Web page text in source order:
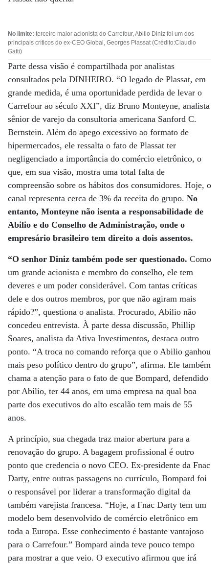
No limite: terceiro maior acionista do Carrefour, Abilio Diniz foi um dos
principais críticos do ex-CEO Global, Georges Plassat (Crédito:Claudio
Gatti)
Parte dessa visão é compartilhada por analistas
consultados pela DINHEIRO. “O legado de Plassat, em
grande medida, é uma oportunidade perdida de levar o
Carrefour ao século XXI”, diz Bruno Monteyne, analista
sênior de varejo da consultoria americana Sanford C.
Bernstein. Além do apego excessivo ao formato de
hipermercados, ele ressalta o fato de Plassat ter
negligenciado a importância do comércio eletrônico, o
que, em sua visão, mostra uma total falta de
compreensão sobre os hábitos dos consumidores. Hoje, o
canal representa cerca de 3% da receita do grupo. No
entanto, Monteyne não isenta a responsabilidade de
Abilio e do Conselho de Administração, onde o
empresário brasileiro tem direito a dois assentos.
“O senhor Diniz também pode ser questionado. Como
um grande acionista e membro do conselho, ele tem
deveres e um poder considerável. Com tantas críticas
dele e dos outros membros, por que não agiram mais
rápido?”, questiona o analista. Procurado, Abilio não
concedeu entrevista. À parte dessa discussão, Phillip
Soares, analista da Ativa Investimentos, destaca outro
ponto. “A troca no comando reforça que o Abilio ganhou
mais peso político dentro do grupo”, afirma. Ele também
chama a atenção para o fato de que Bompard, defendido
por Abilio, ter 44 anos, em uma empresa na qual boa
parte dos executivos do alto escalão tem mais de 55
anos.
A princípio, sua chegada traz maior abertura para a
renovação do grupo. A bagagem profissional é outro
ponto que credencia o novo CEO. Ex-presidente da Fnac
Darty, entre outras passagens no currículo, Bompard foi
o responsável por liderar a transformação digital da
também varejista francesa. “Hoje, a Fnac Darty tem um
modelo bem desenvolvido de comércio eletrônico em
toda a Europa. Esse conhecimento é bastante vantajoso
para o Carrefour.” Bompard ainda teve pouco tempo
para mostrar a que veio. O executivo afirmou que irá